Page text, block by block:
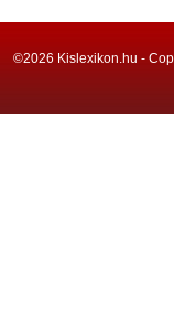
©2026 Kislexikon.hu -